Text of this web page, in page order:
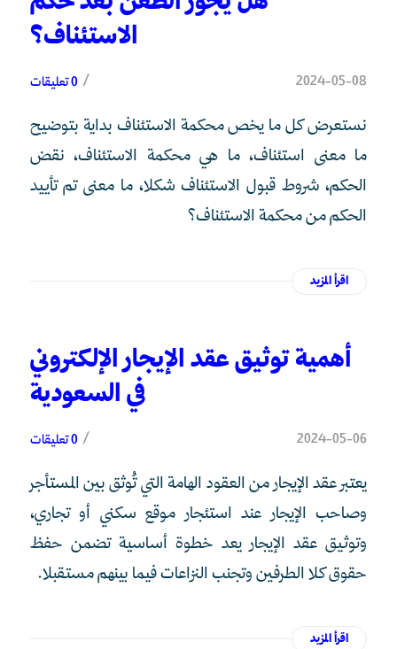
الاستئناف؟
2024-05-08
/ 0 تعليقات
نستعرض كل ما يخص محكمة الاستئناف بداية بتوضيح
ما معنى استئناف، ما هي محكمة الاستئناف، نقض
الحكم، شروط قبول الاستئناف شكلا، ما معنى تم تأييد
الحكم من محكمة الاستئناف؟
اقرأ المزيد
أهمية توثيق عقد الإيجار الإلكتروني
في السعودية
2024-05-06
/ 0 تعليقات
يعتبر عقد الإيجار من العقود الهامة التي تُوثق بين المستأجر
وصاحب الإيجار عند استئجار موقع سكني أو تجاري،
وتوثيق عقد الإيجار يعد خطوة أساسية تضمن حفظ
حقوق كلا الطرفين وتجنب النزاعات فيما بينهم مستقبلا.
اقرأ المزيد